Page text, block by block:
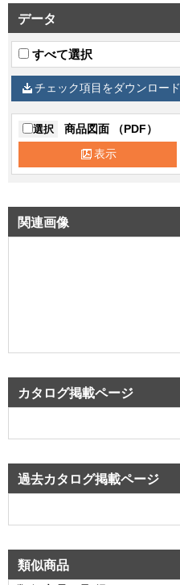
データ
すべて選択
チェック項目をダウンロード
選択 商品図面 （PDF）
表示
関連画像
カタログ掲載ページ
過去カタログ掲載ページ
類似商品